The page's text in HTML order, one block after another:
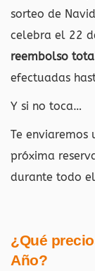
sorteo de
celebra el 22
reembolso
efectuadas
Y si no toca…
Te enviaremos
próxima
durante todo
¿Qué
Año?